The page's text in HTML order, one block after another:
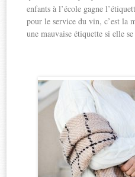
enfants à l’école gagne
pour le service du vin, c’est la
une mauvaise étiquette si elle